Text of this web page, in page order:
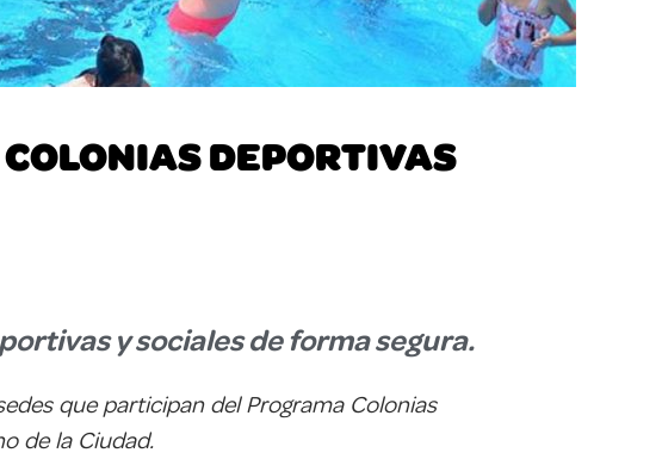
DEPORTIVAS
y sociales de forma segura.
que participan del Programa Colonias
de la Ciudad.